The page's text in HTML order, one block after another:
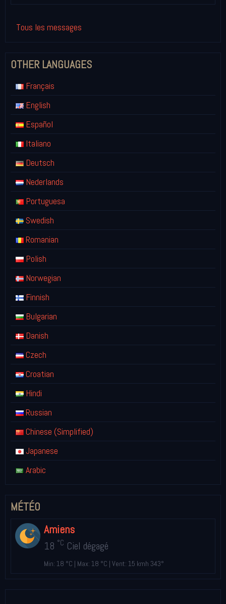
Tous les messages
OTHER LANGUAGES
Français
English
Español
Italiano
Deutsch
Nederlands
Portuguesa
Swedish
Romanian
Polish
Norwegian
Finnish
Bulgarian
Danish
Czech
Croatian
Hindi
Russian
Chinese (Simplified)
Japanese
Arabic
MÉTÉO
Amiens
18 °C Ciel dégagé
Min: 18 °C | Max: 18 °C | Vent: 15 kmh 343°